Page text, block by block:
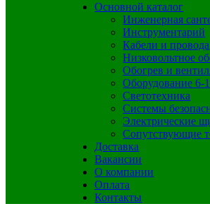
Основной каталог
Инженерная
Инструментарий
Кабели и провода
Низковольтное
Обогрев и
Оборудование 6-
Светотехника
Системы
Электрические
Сопутствующие
Доставка
Вакансии
О компании
Оплата
Контакты